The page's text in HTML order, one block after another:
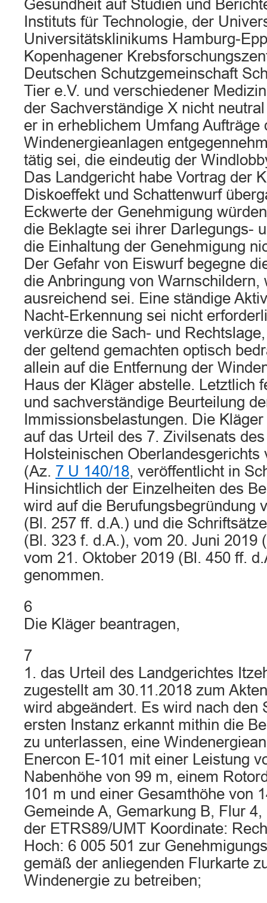
Gesundheit auf Studien und
Instituts für Technologie, der
Universitätsklinikums Hamburg-
Kopenhagener
Deutschen Schutzgemeinschaft
Tier e.V. und verschiedener
der Sachverständige X nicht
er in erheblichem Umfang Aufträge
Windenergieanlagen
tätig sei, die eindeutig der
Das Landgericht habe Vortrag der
Diskoeffekt und Schattenwurf
Eckwerte der Genehmigung
die Beklagte sei ihrer Darlegungs-
die Einhaltung der Genehmigung
Der Gefahr von Eiswurf begegne
die Anbringung von Warnschildern,
ausreichend sei. Eine ständige
Nacht-Erkennung sei nicht
verkürze die Sach- und
der geltend gemachten optisch
allein auf die Entfernung der
Haus der Kläger abstelle. Letztlich
und sachverständige Beurteilung
Immissionsbelastungen. Die
auf das Urteil des 7. Zivilsenats
Holsteinischen Oberlandesgerichts
(Az. 7 U 140/18, veröffentlicht in
Hinsichtlich der Einzelheiten des
wird auf die Berufungsbegründung
(Bl. 257 ff. d.A.) und die
(Bl. 323 f. d.A.), vom 20. Juni 2019
vom 21. Oktober 2019 (Bl. 450 ff.
genommen.
6
Die Kläger beantragen,
7
1. das Urteil des Landgerichtes
zugestellt am 30.11.2018 zum
wird abgeändert. Es wird nach den
ersten Instanz erkannt mithin die
zu unterlassen, eine
Enercon E-101 mit einer Leistung
Nabenhöhe von 99 m, einem
101 m und einer Gesamthöhe von
Gemeinde A, Gemarkung B, Flur
der ETRS89/UMT Koordinate:
Hoch: 6 005 501 zur
gemäß der anliegenden Flurkarte
Windenergie zu betreiben;